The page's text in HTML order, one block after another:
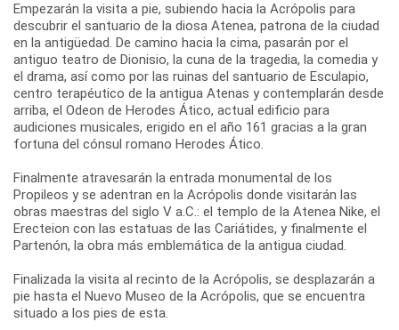
Empezarán la visita a pie, subiendo hacia la Acrópolis para
descubrir el santuario de la diosa Atenea, patrona de la ciudad
en la antigüedad. De camino hacia la cima, pasarán por el
antiguo teatro de Dionisio, la cuna de la tragedia, la comedia y
el drama, así como por las ruinas del santuario de Esculapio,
centro terapéutico de la antigua Atenas y contemplarán desde
arriba, el Odeon de Herodes Ático, actual edificio para
audiciones musicales, erigido en el año 161 gracias a la gran
fortuna del cónsul romano Herodes Ático.
Finalmente atravesarán la entrada monumental de los
Propileos y se adentran en la Acrópolis donde visitarán las
obras maestras del siglo V a.C.: el templo de la Atenea Nike, el
Erecteion con las estatuas de las Cariátides, y finalmente el
Partenón, la obra más emblemática de la antigua ciudad.
Finalizada la visita al recinto de la Acrópolis, se desplazarán a
pie hasta el Nuevo Museo de la Acrópolis, que se encuentra
situado a los pies de esta.